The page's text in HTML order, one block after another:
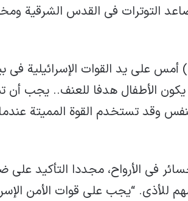
التوترات في القدس الشرقية
بالغ إزاء مقتل فتى (14 عاما) أمس على يد القوات
الأطفال هدفا للعنف.. يجب أن
وقد تستخدم القوة المميتة
في الأرواح، مجددا التأكيد على
للأذى. “يجب على قوات الأمن